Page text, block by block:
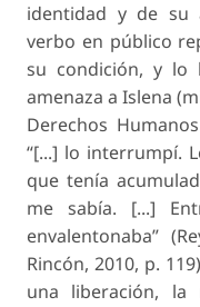
identidad y de su
verbo en público
su condición, y lo
amenaza a Islena
Derechos
“[...] lo interrumpí.
que tenía
me sabía. [...]
envalentonaba”
Rincón, 2010, p.
una liberación, la